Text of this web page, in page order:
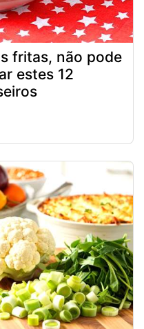
fritas, não pode
estes 12